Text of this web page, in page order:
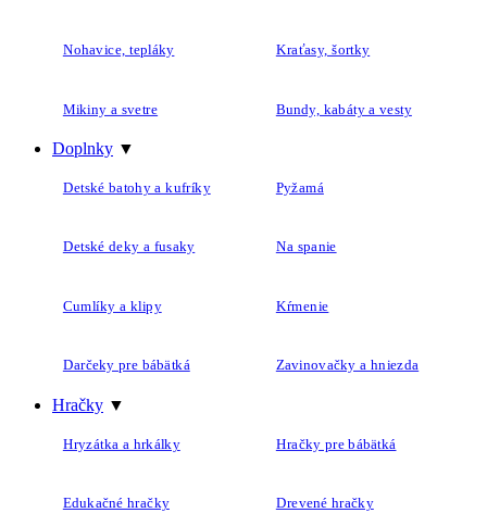
Nohavice, tepláky Kraťasy, šortky
Mikiny a svetre Bundy, kabáty a vesty
Doplnky ▼
Detské batohy a kufríky Pyžamá
Detské deky a fusaky Na spanie
Cumlíky a klipy Kŕmenie
Darčeky pre bábätká Zavinovačky a hniezda
Hračky ▼
Hryzátka a hrkálky Hračky pre bábätká
Edukačné hračky Drevené hračky